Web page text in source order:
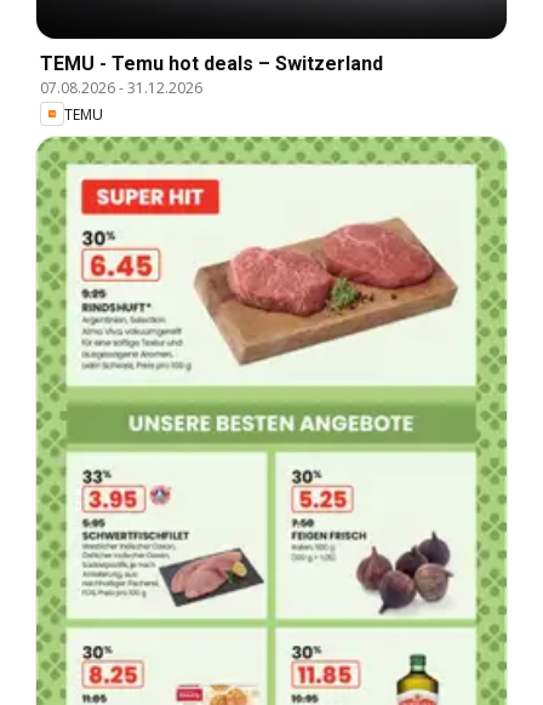
TEMU - Temu hot deals – Switzerland
07.08.2026-31.12.2026
TEMU